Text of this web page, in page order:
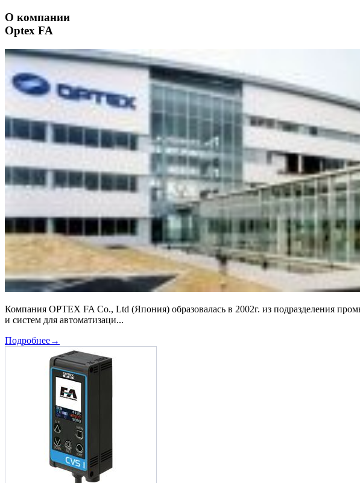
О компании
Optex FA
Компания OPTEX FA Co., Ltd (Япония) образовалась в 2002г. из подразделения
и систем для автоматизаци...
Подробнее→